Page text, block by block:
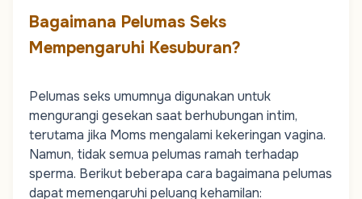
Bagaimana Pelumas Seks
Mempengaruhi Kesuburan?
Pelumas seks umumnya digunakan untuk
mengurangi gesekan saat berhubungan intim,
terutama jika Moms mengalami kekeringan vagina.
Namun, tidak semua pelumas ramah terhadap
sperma. Berikut beberapa cara bagaimana pelumas
dapat memengaruhi peluang kehamilan: